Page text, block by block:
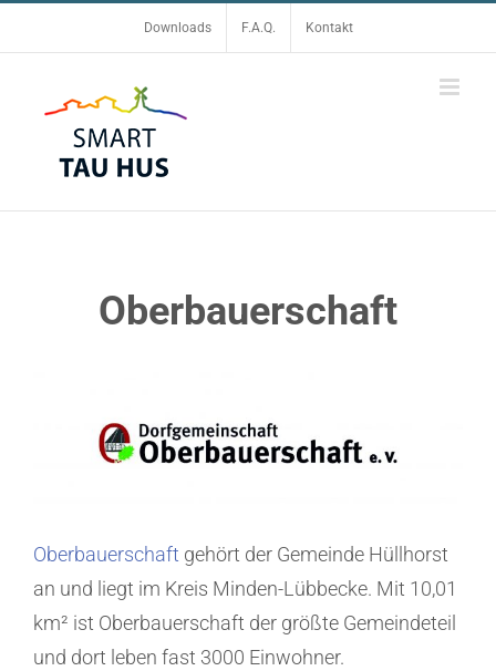
Inhalt
Downloads F.A.Q. Kontakt
Oberbauerschaft
Oberbauerschaft gehört der Gemeinde Hüllhorst
an und liegt im Kreis Minden-Lübbecke. Mit 10,01
km² ist Oberbauerschaft der größte Gemeindeteil
und dort leben fast 3000 Einwohner.